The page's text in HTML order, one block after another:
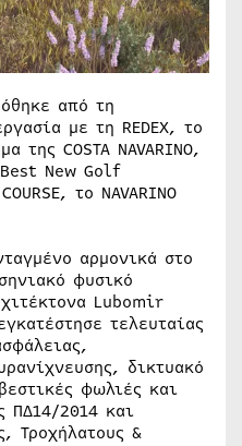
από τη
με τη REDEX, το
της COSTA NAVARINO,
New Golf
το NAVARINO
αρμονικά στο
φυσικό
Lubomir
τελευταίας
δικτυακό
φωλιές και
ΠΔ14/2014 και
Τροχήλατους &